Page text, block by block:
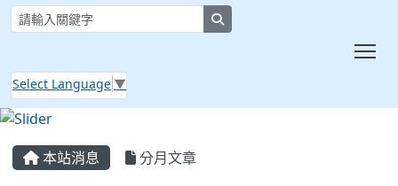
Select Language ▼
本站消息 分月文章